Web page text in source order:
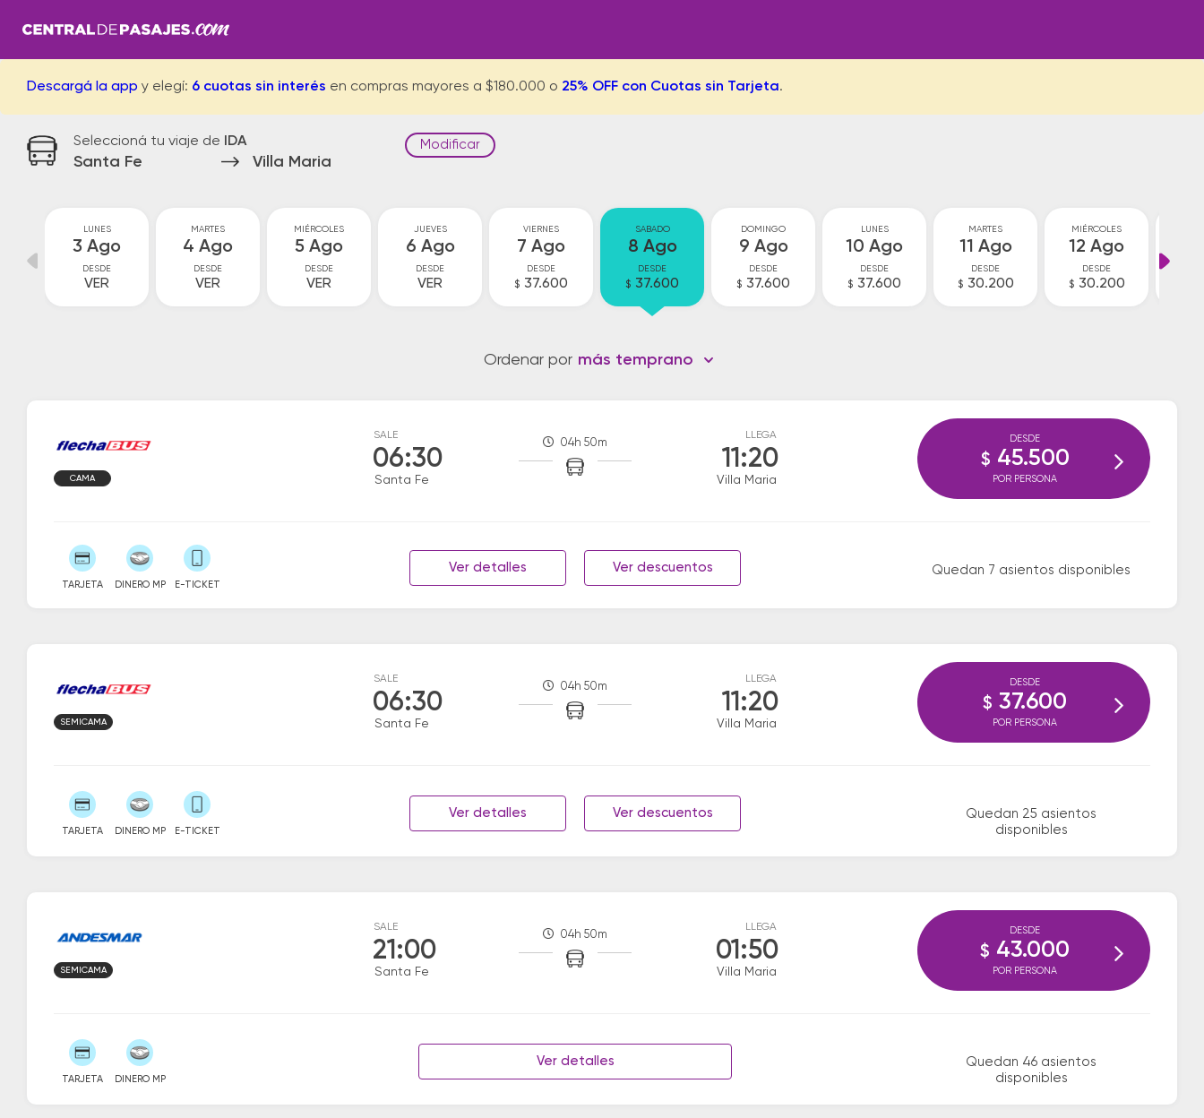
Descargá la app y elegí: 6 cuotas sin interés en compras mayores a $180.000 o 25% OFF con Cuotas sin Tarjeta.
Seleccioná tu viaje de IDA
Santa Fe Villa Maria
Modificar
LUNES
3 Ago
DESDE
VER
MARTES
4 Ago
DESDE
VER
MIÉRCOLES
5 Ago
DESDE
VER
JUEVES
6 Ago
DESDE
VER
VIERNES
7 Ago
DESDE
$ 37.600
SABADO
8 Ago
DESDE
$ 37.600
DOMINGO
9 Ago
DESDE
$ 37.600
LUNES
10 Ago
DESDE
$ 37.600
MARTES
11 Ago
DESDE
$ 30.200
MIÉRCOLES
12 Ago
DESDE
$ 30.200
Ordenar por más temprano
SALE
06:30
Santa Fe
04h 50m
LLEGA
11:20
Villa Maria
CAMA
TARJETA DINERO MP E-TICKET
Ver detalles Ver descuentos Quedan 7 asientos disponibles
DESDE
$ 45.500
POR PERSONA
SALE
06:30
Santa Fe
04h 50m
LLEGA
11:20
Villa Maria
SEMICAMA
TARJETA DINERO MP E-TICKET
Ver detalles Ver descuentos
Quedan 25 asientos
disponibles
DESDE
$ 37.600
POR PERSONA
SALE
21:00
Santa Fe
04h 50m
LLEGA
01:50
Villa Maria
SEMICAMA
TARJETA DINERO MP
Ver detalles
Quedan 46 asientos
disponibles
DESDE
$ 43.000
POR PERSONA